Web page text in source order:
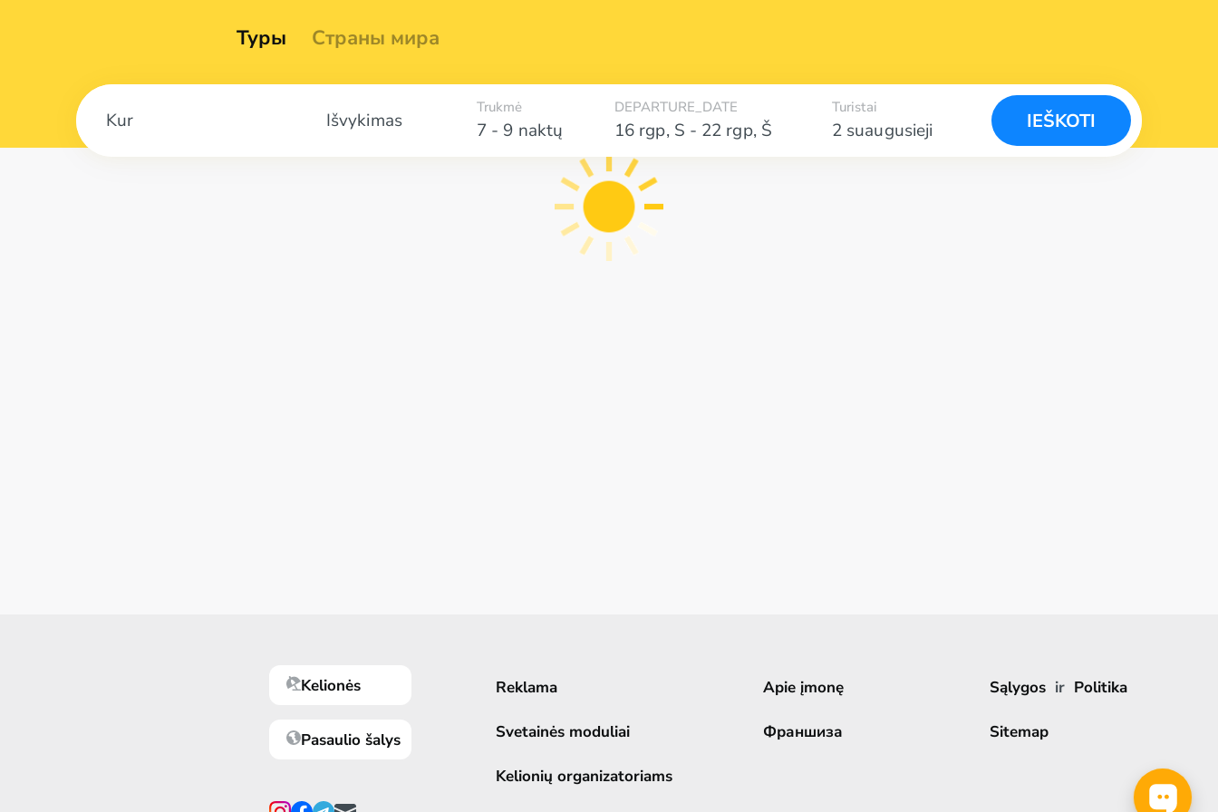
Туры Страны мира
Išvykimas 7 - 9 naktų
Trukmė DEPARTURE_DATE
16 rgp, S - 22 rgp, Š 2 suaugusieji
Turistai
IEŠKOTI
Kelionės
Pasaulio šalys
Reklama
Svetainės moduliai
Kelionių organizatoriams
Apie įmonę
Франшиза
Sąlygos ir Politika
Sitemap